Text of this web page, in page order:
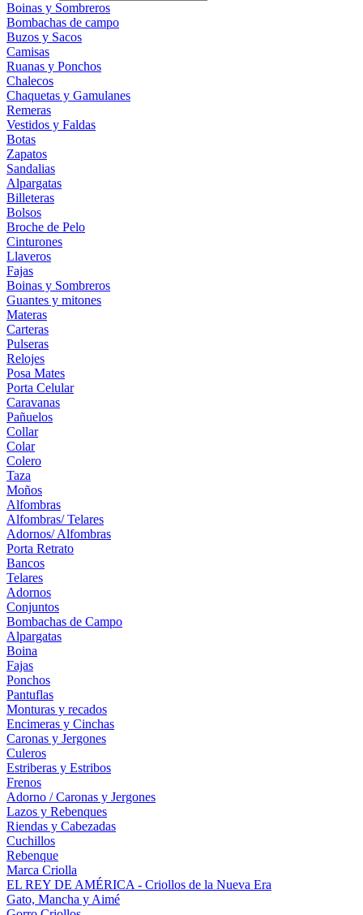
Boinas y Sombreros
Bombachas de campo
Buzos y Sacos
Camisas
Ruanas y Ponchos
Chalecos
Chaquetas y Gamulanes
Remeras
Vestidos y Faldas
Botas
Zapatos
Sandalias
Alpargatas
Billeteras
Bolsos
Broche de Pelo
Cinturones
Llaveros
Fajas
Boinas y Sombreros
Guantes y mitones
Materas
Carteras
Pulseras
Relojes
Posa Mates
Porta Celular
Caravanas
Pañuelos
Collar
Colar
Colero
Taza
Moños
Alfombras
Alfombras/ Telares
Adornos/ Alfombras
Porta Retrato
Bancos
Telares
Adornos
Conjuntos
Bombachas de Campo
Alpargatas
Boina
Fajas
Ponchos
Pantuflas
Monturas y recados
Encimeras y Cinchas
Caronas y Jergones
Culeros
Estriberas y Estribos
Frenos
Adorno / Caronas y Jergones
Lazos y Rebenques
Riendas y Cabezadas
Cuchillos
Rebenque
Marca Criolla
EL REY DE AMÉRICA - Criollos de la Nueva Era
Gato, Mancha y Aimé